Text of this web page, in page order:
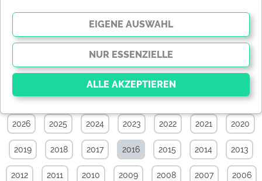
Campingplätze
Specials Aktuelle News
2026 2025 2024 2023 2022 2021 2020
2019 2018 2017 2016 2015 2014 2013
2012 2011 2010 2009 2008 2007 2006
Essenziell
Essenzielle Cookies ermöglichen grundlegende
Funktionen und sind für die einwandfreie Funktion der
werden Teile der Websitenicht funktionieren.